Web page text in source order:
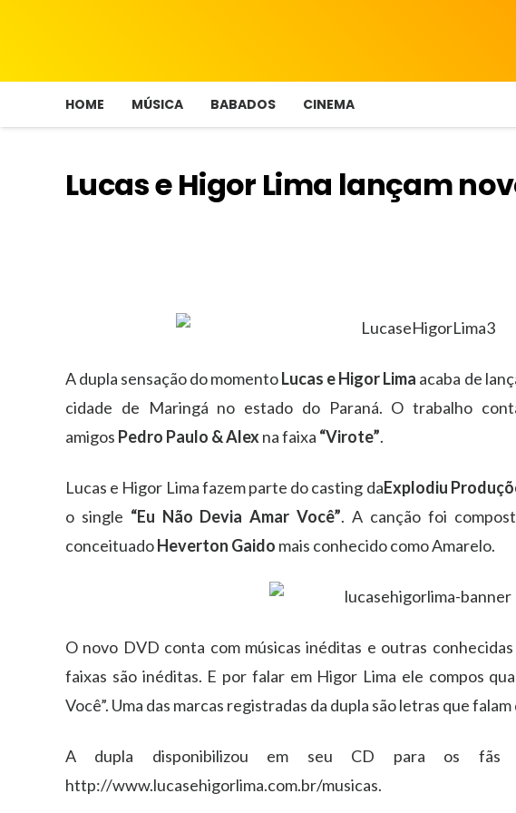
HOME MÚSICA BABADOS CINEMA
Lucas e Higor Lima lançam
A dupla sensação do momentoLucas e Higor Lima acaba de
cidade de Maringá no estado do Paraná. O trabalho
amigos Pedro Paulo & Alex na faixa “Virote”.
Lucas e Higor Lima fazem parte do casting daExplodiu
o single “Eu Não Devia Amar Você”. A canção foi
conceituadoHeverton Gaido mais conhecido como Amarelo.
O novo DVD conta com músicas inéditas e outras
faixas são inéditas. E por falar em Higor Lima ele compos
Você”. Uma das marcas registradas da dupla são letras que
A dupla disponibilizou em seu CD para os fãs
http://www.lucasehigorlima.com.br/musicas.